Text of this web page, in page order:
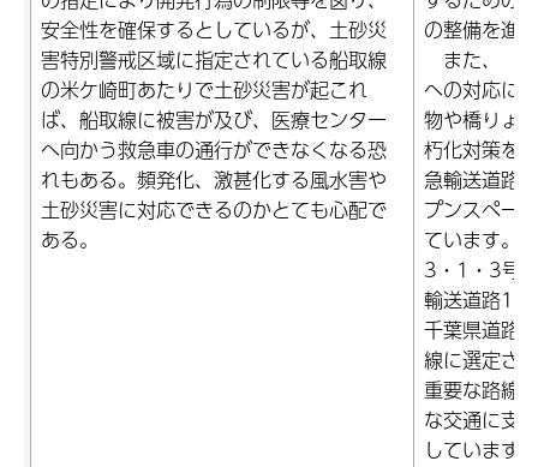
安全性を確保するとしているが、土砂災
害特別警戒区域に指定されている船取線
の米ケ崎町あたりで土砂災害が起これ
ば、船取線に被害が及び、医療センター
へ向かう救急車の通行ができなくなる恐
れもある。頻発化、激甚化する風水害や
土砂災害に対応できるのかとても心配で
ある。
の整備を進
また、「
への対応に
物や橋りょ
朽化対策を
急輸送道路
プンスペー
ています。
3・1・3号
輸送道路1
千葉県道路
線に選定さ
重要な路線
な交通に支
しています。